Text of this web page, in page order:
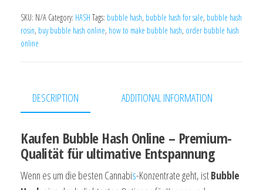
quantity
SKU: N/A Category: HASH Tags: bubble hash, bubble hash for sale, bubble hash
rosin, buy bubble hash online, how to make bubble hash, order bubble hash
online
DESCRIPTION ADDITIONAL INFORMATION
Kaufen Bubble Hash Online – Premium-
Qualität für ultimative Entspannung
Wenn es um die besten Cannabis-Konzentrate geht, istBubble